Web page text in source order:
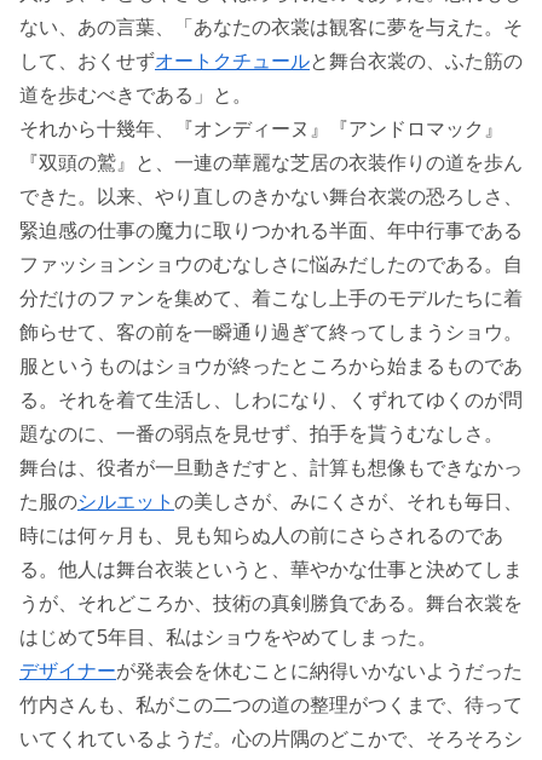
ない、あの言葉、「あなたの衣裳は観客に夢を与えた。そ
して、おくせずオートクチュールと舞台衣裳の、ふた筋の
道を歩むべきである」と。
それから十幾年、『オンディーヌ』『アンドロマック』
『双頭の鷲』と、一連の華麗な芝居の衣装作りの道を歩ん
できた。以来、やり直しのきかない舞台衣裳の恐ろしさ、
緊迫感の仕事の魔力に取りつかれる半面、年中行事である
ファッションショウのむなしさに悩みだしたのである。自
分だけのファンを集めて、着こなし上手のモデルたちに着
飾らせて、客の前を一瞬通り過ぎて終ってしまうショウ。
服というものはショウが終ったところから始まるものであ
る。それを着て生活し、しわになり、くずれてゆくのが問
題なのに、一番の弱点を見せず、拍手を貰うむなしさ。
舞台は、役者が一旦動きだすと、計算も想像もできなかっ
た服のシルエット の美しさが、みにくさが、それも毎日、
時には何ヶ月も、見も知らぬ人の前にさらされるのであ
る。他人は舞台衣装というと、華やかな仕事と決めてしま
うが、それどころか、技術の真剣勝負である。舞台衣裳を
はじめて5年目、私はショウをやめてしまった。
デザイナーが発表会を休むことに納得いかないようだった
竹内さんも、私がこの二つの道の整理がつくまで、待って
いてくれているようだ。心の片隅のどこかで、そろそろシ